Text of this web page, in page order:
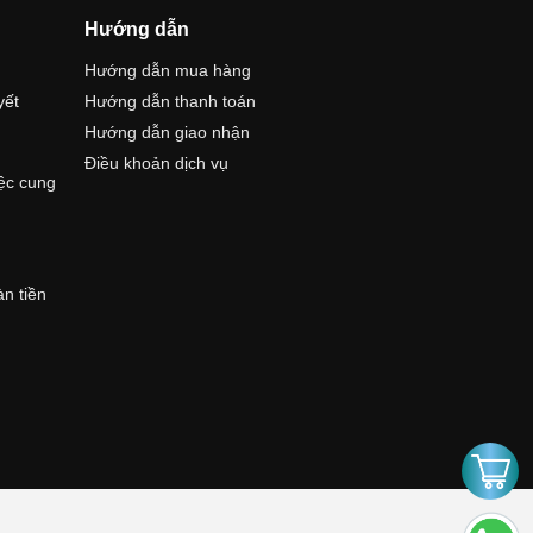
cung
tiền
Hướng dẫn
Hướng dẫn mua hàng
Hướng dẫn thanh toán
Hướng dẫn giao nhận
Điều khoản dịch vụ